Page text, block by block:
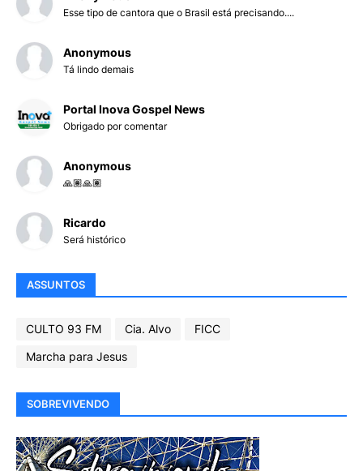
Esse tipo de cantora que o Brasil está precisando....
Anonymous
Tá lindo demais
Portal Inova Gospel News
Obrigado por comentar
Anonymous
🙏🏽🙏🏽
Ricardo
Será histórico
ASSUNTOS
CULTO 93 FM Cia. Alvo
FICC
Marcha para Jesus
SOBREVIVENDO